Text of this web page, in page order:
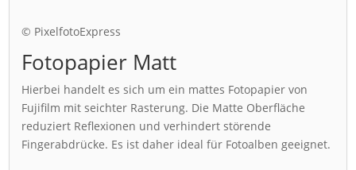
© PixelfotoExpress
Fotopapier Matt
Hierbei handelt es sich um ein mattes Fotopapier von
Fujifilm mit seichter Rasterung. Die Matte Oberfläche
reduziert Reflexionen und verhindert störende
Fingerabdrücke. Es ist daher ideal für Fotoalben geeignet.